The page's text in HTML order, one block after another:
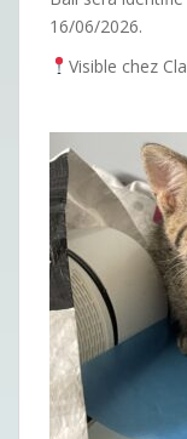
16/06/2026.
Visible chez